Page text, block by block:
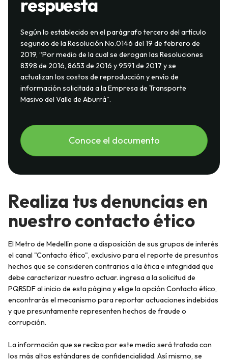
respuesta
Según lo establecido en el parágrafo tercero del artículo
segundo de la Resolución No.0146 del 19 de febrero de
2019, “Por medio de la cual se derogan las Resoluciones
8398 de 2016, 8653 de 2016 y 9591 de 2017 y se
actualizan los costos de reproducción y envío de
información solicitada a la Empresa de Transporte
Masivo del Valle de Aburrá".
Conoce el documento
Realiza tus denuncias en
nuestro contacto ético
El Metro de Medellín pone a disposición de sus grupos de interés
el canal "Contacto ético", exclusivo para el reporte de presuntos
hechos que se consideren contrarios a la ética e integridad que
debe caracterizar nuestro actuar. ingresa a la solicitud de
PQRSDF al inicio de esta página y elige la opción Contacto ético,
encontrarás el mecanismo para reportar actuaciones indebidas
y que presuntamente representen hechos de fraude o
corrupción.
La información que se reciba por este medio será tratada con
los más altos estándares de confidencialidad. Así mismo, se